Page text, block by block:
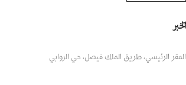
الخبر
المقر الرئيسي، طريق الملك فيصل، حي الروابي